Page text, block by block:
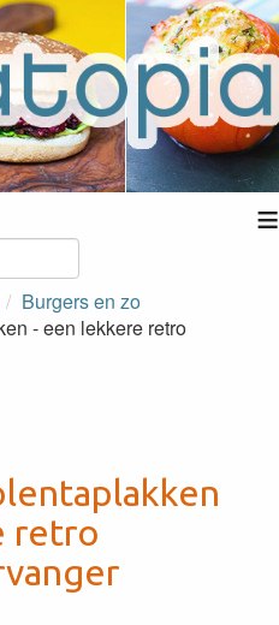
≡
Burgers en zo
- een lekkere retro
retro